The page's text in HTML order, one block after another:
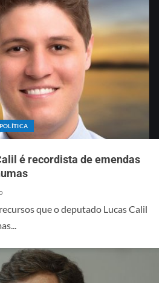
POLÍTICA
é recordista de emendas
que o deputado Lucas Calil